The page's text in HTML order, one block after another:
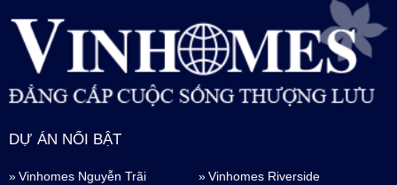
DỰ ÁN NỔI BẬT
Vinhomes Nguyễn Trãi
Vinhomes Riverside